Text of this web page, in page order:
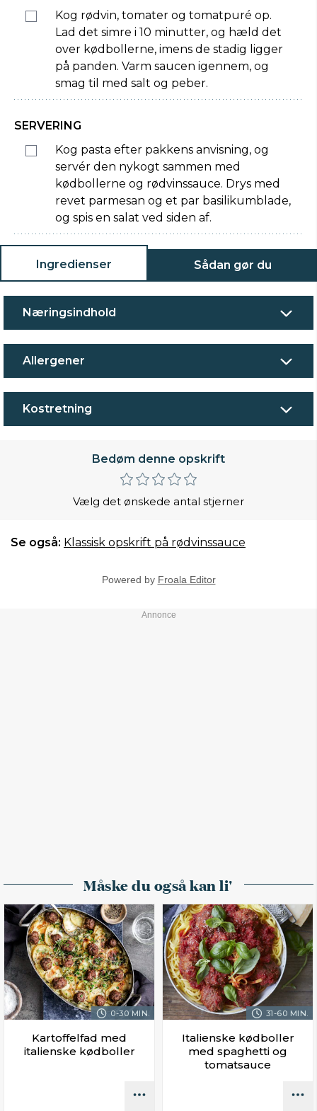
Kog rødvin, tomater og tomatpuré op.
Lad det simre i 10 minutter, og hæld det
over kødbollerne, imens de stadig ligger
på panden. Varm saucen igennem, og
smag til med salt og peber.
SERVERING
Kog pasta efter pakkens anvisning, og
servér den nykogt sammen med
kødbollerne og rødvinssauce. Drys med
revet parmesan og et par basilikumblade,
og spis en salat ved siden af.
Ingredienser Sådan gør du
Næringsindhold
Allergener
Kostretning
Bedøm denne opskrift
Vælg det ønskede antal stjerner
Se også: Klassisk opskrift på rødvinssauce
Powered by Froala Editor
Måske du også kan li'
0-30 MIN.
Kartoffelfad med
italienske kødboller
31-60 MIN.
Italienske kødboller
med spaghetti og
tomatsauce